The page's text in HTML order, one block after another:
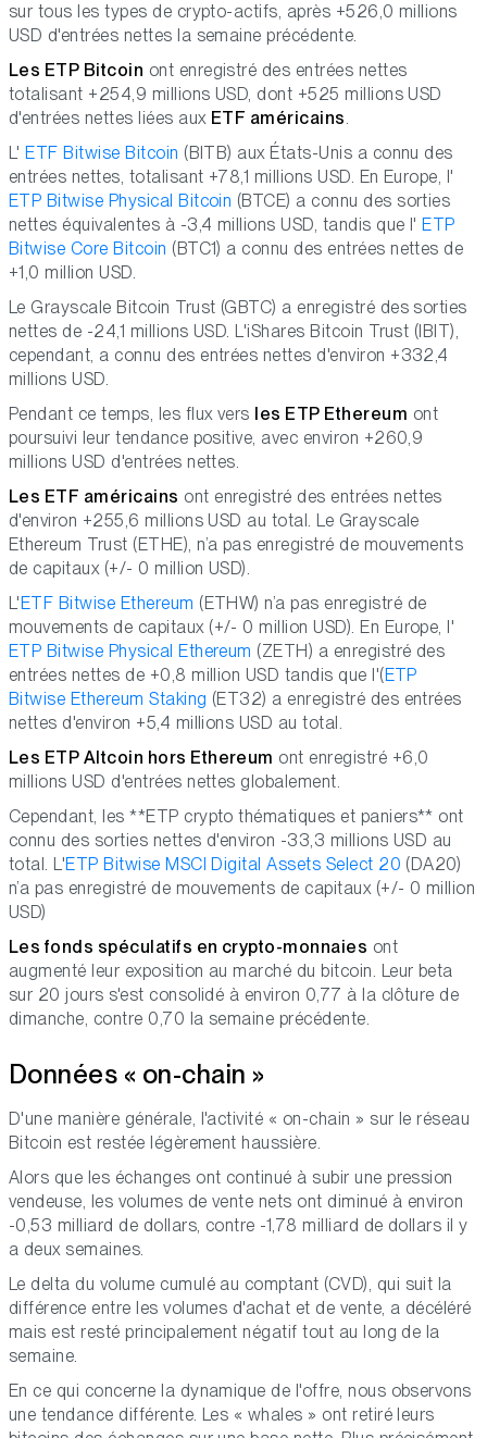
sur tous les types de crypto-actifs, après +526,0 millions
USD d'entrées nettes la semaine précédente.
Les ETP Bitcoin ont enregistré des entrées nettes
totalisant +254,9 millions USD, dont +525 millions USD
d'entrées nettes liées aux ETF américains.
L' ETF Bitwise Bitcoin (BITB) aux États-Unis a connu des
entrées nettes, totalisant +78,1 millions USD. En Europe, l'
ETP Bitwise Physical Bitcoin (BTCE) a connu des sorties
nettes équivalentes à -3,4 millions USD, tandis que l' ETP
Bitwise Core Bitcoin (BTC1) a connu des entrées nettes de
+1,0 million USD.
Le Grayscale Bitcoin Trust (GBTC) a enregistré des sorties
nettes de -24,1 millions USD. L'iShares Bitcoin Trust (IBIT),
cependant, a connu des entrées nettes d'environ +332,4
millions USD.
Pendant ce temps, les flux vers les ETP Ethereum ont
poursuivi leur tendance positive, avec environ +260,9
millions USD d'entrées nettes.
Les ETF américains ont enregistré des entrées nettes
d'environ +255,6 millions USD au total. Le Grayscale
Ethereum Trust (ETHE), n’a pas enregistré de mouvements
de capitaux (+/- 0 million USD).
L' ETF Bitwise Ethereum (ETHW) n’a pas enregistré de
mouvements de capitaux (+/- 0 million USD). En Europe, l'
ETP Bitwise Physical Ethereum (ZETH) a enregistré des
entrées nettes de +0,8 million USD tandis que l'(ETP
Bitwise Ethereum Staking (ET32) a enregistré des entrées
nettes d'environ +5,4 millions USD au total.
Les ETP Altcoin hors Ethereum ont enregistré +6,0
millions USD d'entrées nettes globalement.
Cependant, les **ETP crypto thématiques et paniers** ont
connu des sorties nettes d'environ -33,3 millions USD au
total. L'ETP Bitwise MSCI Digital Assets Select 20 (DA20)
n’a pas enregistré de mouvements de capitaux (+/- 0 million
USD)
Les fonds spéculatifs en crypto-monnaies ont
augmenté leur exposition au marché du bitcoin. Leur beta
sur 20 jours s'est consolidé à environ 0,77 à la clôture de
dimanche, contre 0,70 la semaine précédente.
Données « on-chain »
D'une manière générale, l'activité « on-chain » sur le réseau
Bitcoin est restée légèrement haussière.
Alors que les échanges ont continué à subir une pression
vendeuse, les volumes de vente nets ont diminué à environ
-0,53 milliard de dollars, contre -1,78 milliard de dollars il y
a deux semaines.
Le delta du volume cumulé au comptant (CVD), qui suit la
différence entre les volumes d'achat et de vente, a décéléré
mais est resté principalement négatif tout au long de la
semaine.
En ce qui concerne la dynamique de l'offre, nous observons
une tendance différente. Les « whales » ont retiré leurs